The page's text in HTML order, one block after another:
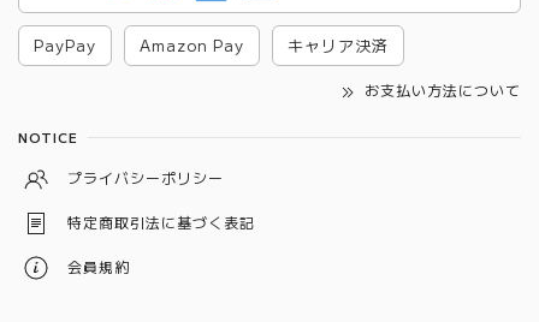
PayPay Amazon Pay キャリア決済
お支払い方法について
NOTICE
プライバシーポリシー
特定商取引法に基づく表記
会員規約